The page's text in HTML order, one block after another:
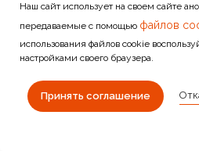
ДРУГИЕ КАТЕГОРИИ
Наш сайт использует на своем сайте
передаваемые с помощью файлов
использования файлов cookie
настройками своего браузера.
Принять соглашение